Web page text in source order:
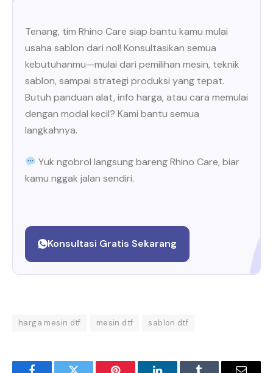
Tenang, tim Rhino Care siap bantu kamu mulai
usaha sablon dari nol! Konsultasikan semua
kebutuhanmu—mulai dari pemilihan mesin, teknik
sablon, sampai strategi produksi yang tepat.
Butuh panduan alat, info harga, atau cara memulai
dengan modal kecil? Kami bantu semua
langkahnya.
Yuk ngobrol langsung bareng Rhino Care, biar
kamu nggak jalan sendiri.
Konsultasi Gratis Sekarang
harga mesin dtf mesin dtf sablon dtf